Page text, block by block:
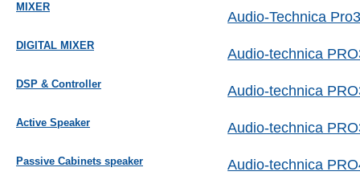
MIXER
DIGITAL MIXER
DSP & Controller
Active Speaker
Passive Cabinets speaker
Audio-Technica
Audio-technica
Audio-technica
Audio-technica
Audio-technica